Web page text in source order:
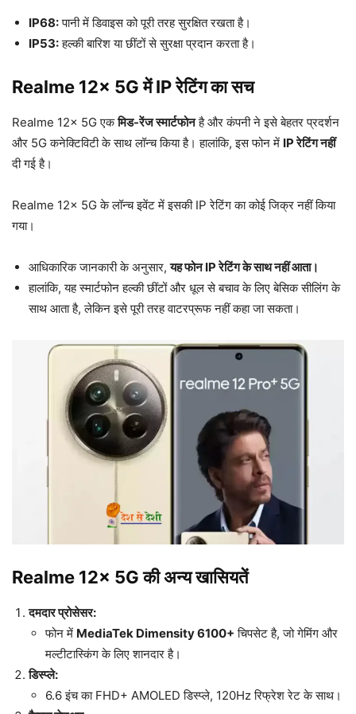
IP68:पानी में डिवाइस को पूरी तरह सुरक्षित रखता है।
IP53:हल्की बारिश या छींटों से सुरक्षा प्रदान करता है।
Realme 12x 5G में IP रेटिंग का सच
Realme 12x 5G एकमिड-रेंज स्मार्टफोनहै और कंपनी ने इसे बेहतर प्रदर्शन
और 5G कनेक्टिविटी के साथ लॉन्च किया है। हालांकि, इस फोन में IP रेटिंग नहीं
दी गई है।
Realme 12x 5G के लॉन्च इवेंट में इसकी IP रेटिंग का कोई जिक्र नहीं किया
गया।
आधिकारिक जानकारी के अनुसार,यह फोन IP रेटिंग के साथ नहीं आता।
हालांकि, यह स्मार्टफोन हल्की छींटों और धूल से बचाव के लिए बेसिक सीलिंग के
साथ आता है, लेकिन इसे पूरी तरह वाटरप्रूफ नहीं कहा जा सकता।
Realme 12x 5G की अन्य खासियतें
दमदार प्रोसेसर:
फोन में MediaTek Dimensity 6100+ चिपसेट है, जो गेमिंग और
मल्टीटास्किंग के लिए शानदार है।
डिस्प्ले:
6.6 इंच का FHD+ AMOLED डिस्प्ले, 120Hz रिफ्रेश रेट के साथ।